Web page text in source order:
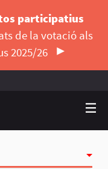
participatius
de la votació als
2025/26